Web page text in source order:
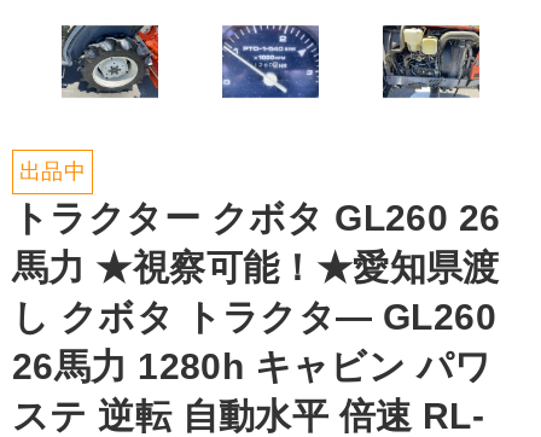
出品中
トラクター クボタ GL260 26
馬力 ★視察可能！★愛知県渡
し クボタ トラクタ— GL260
26馬力 1280h キャビン パワ
ステ 逆転 自動水平 倍速 RL-